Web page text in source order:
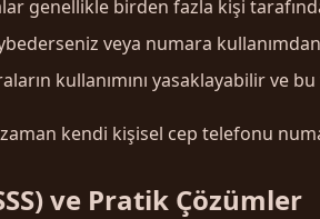
genellikle birden fazla kişi
veya numara
kullanımını yasaklayabilir ve
kendi kişisel cep telefonu
ve Pratik Çözümler